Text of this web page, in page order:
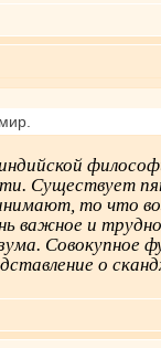
Существует
то что
важное и
Совокупное
о